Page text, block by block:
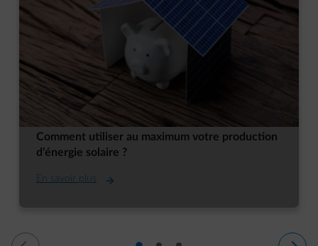
Comment utiliser au maximum votre production
d’énergie solaire ?
En savoir plus